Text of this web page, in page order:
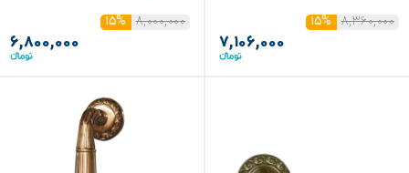
۸,۳۶۰,۰۰۰
۱۵%
۷,۱۰۶,۰۰۰
۸,۰۰۰,۰۰۰
۱۵%
۶,۸۰۰,۰۰۰